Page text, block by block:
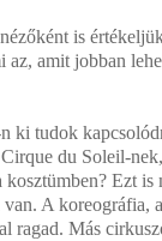
is
amit jobban
ki tudok
du Soleil-
kosztümben? Ezt
A koreográfia,
ragad. Más